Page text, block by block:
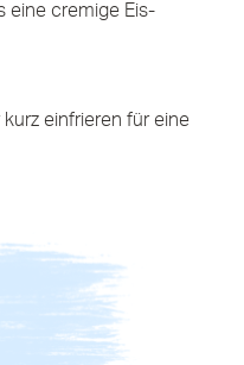
eine cremige Eis-
einfrieren für eine